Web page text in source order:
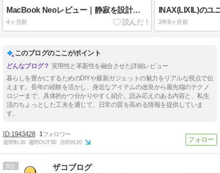
MacBook Neoレビュー｜静寂を設計する99,800円のMac
4ヶ月前 2年9ヶ月前
このブログのここがポイント
実用性と革新性を融合させた詳細レビュー
暮らしを豊かにするためのDIYや最新ガジェットの魅力をリアルな視点で伝
えます。長年の経験を活かし、身近なアイテムの改良から最先端のテクノ
ロジーまで、具体的かつ分かりやすく紹介。読み応えのある内容と、私生
活のちょっとした工夫を通じて、日常の質を高める情報を提供していま
す。
1943428 1
週間IN:20 週間OUT:50 月間IN:20
8 ザコブログ